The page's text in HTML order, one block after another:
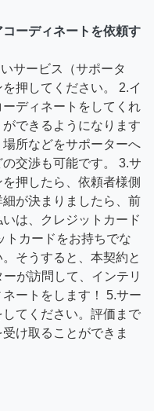
ーディネートを依頼す
サービス（サポータ
押してください。 2.イ
ディネートをしてくれ
できるようになります
所などをサポーターへ
交渉も可能です。 3.サ
押したら、依頼者様側
が決まりましたら、前
は、クレジットカード
トカードをお持ちでな
そうすると、本契約と
が訪問して、インテリ
ートをします！ 5.サー
てください。評価まで
け取ることができま